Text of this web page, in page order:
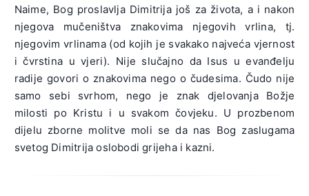
Naime, Bog proslavlja Dimitrija još za života, a i nakon
njegova mučeništva znakovima njegovih vrlina, tj.
njegovim vrlinama (od kojih je svakako najveća vjernost
i čvrstina u vjeri). Nije slučajno da Isus u evanđelju
radije govori o znakovima nego o čudesima. Čudo nije
samo sebi svrhom, nego je znak djelovanja Božje
milosti po Kristu i u svakom čovjeku. U prozbenom
dijelu zborne molitve moli se da nas Bog zaslugama
svetog Dimitrija oslobodi grijeha i kazni.